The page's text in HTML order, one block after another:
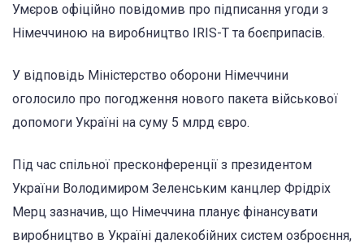
Умєров офіційно повідомив про підписання угоди з
Німеччиною на виробництво IRIS-T та боєприпасів.
У відповідь Міністерство оборони Німеччини
оголосило про погодження нового пакета військової
допомоги Україні на суму 5 млрд євро.
Під час спільної пресконференції з президентом
України Володимиром Зеленським канцлер Фрідріх
Мерц зазначив, що Німеччина планує фінансувати
виробництво в Україні далекобійних систем озброєння,